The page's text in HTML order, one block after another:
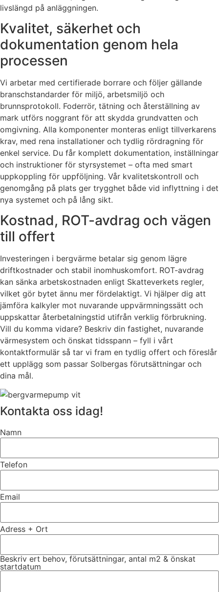
livslängd på anläggningen.
Kvalitet, säkerhet och
dokumentation genom hela
processen
Vi arbetar med certifierade borrare och följer gällande
branschstandarder för miljö, arbetsmiljö och
brunnsprotokoll. Foderrör, tätning och återställning av
mark utförs noggrant för att skydda grundvatten och
omgivning. Alla komponenter monteras enligt tillverkarens
krav, med rena installationer och tydlig rördragning för
enkel service. Du får komplett dokumentation, inställningar
och instruktioner för styrsystemet – ofta med smart
uppkoppling för uppföljning. Vår kvalitetskontroll och
genomgång på plats ger trygghet både vid inflyttning i det
nya systemet och på lång sikt.
Kostnad, ROT-avdrag och vägen
till offert
Investeringen i bergvärme betalar sig genom lägre
driftkostnader och stabil inomhuskomfort. ROT-avdrag
kan sänka arbetskostnaden enligt Skatteverkets regler,
vilket gör bytet ännu mer fördelaktigt. Vi hjälper dig att
jämföra kalkyler mot nuvarande uppvärmningssätt och
uppskattar återbetalningstid utifrån verklig förbrukning.
Vill du komma vidare? Beskriv din fastighet, nuvarande
värmesystem och önskat tidsspann – fyll i vårt
kontaktformulär så tar vi fram en tydlig offert och föreslår
ett upplägg som passar Solbergas förutsättningar och
dina mål.
Kontakta oss idag!
Namn
Telefon
Email
Adress + Ort
Beskriv ert behov, förutsättningar, antal m2 & önskat
startdatum